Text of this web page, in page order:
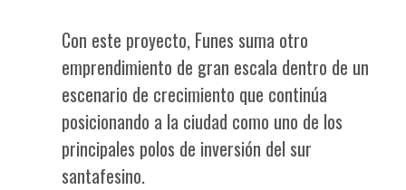
Con este proyecto, Funes suma otro
emprendimiento de gran escala dentro de un
escenario de crecimiento que continúa
posicionando a la ciudad como uno de los
principales polos de inversión del sur
santafesino.